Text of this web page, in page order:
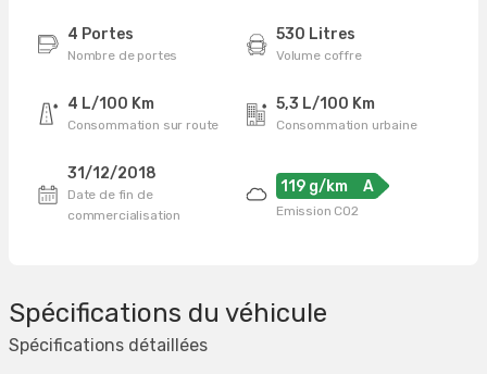
4 Portes
Nombre de portes
530 Litres
Volume coffre
4 L/100 Km
Consommation sur route
5,3 L/100 Km
Consommation urbaine
31/12/2018
Date de fin de
commercialisation
119 g/km A
Emission CO2
Spécifications du véhicule
Spécifications détaillées